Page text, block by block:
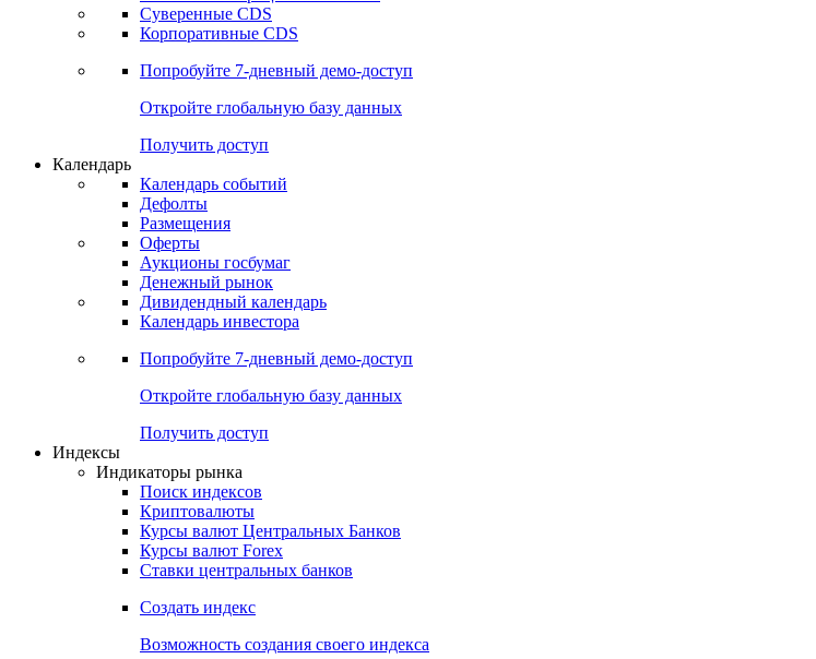
Суверенные CDS
Корпоративные CDS
Попробуйте 7-дневный демо-доступ
Откройте глобальную базу данных
Получить доступ
Календарь
Календарь событий
Дефолты
Размещения
Оферты
Аукционы госбумаг
Денежный рынок
Дивидендный календарь
Календарь инвестора
Попробуйте 7-дневный демо-доступ
Откройте глобальную базу данных
Получить доступ
Индексы
Индикаторы рынка
Поиск индексов
Криптовалюты
Курсы валют Центральных Банков
Курсы валют Forex
Ставки центральных банков
Создать индекс
Возможность создания своего индекса